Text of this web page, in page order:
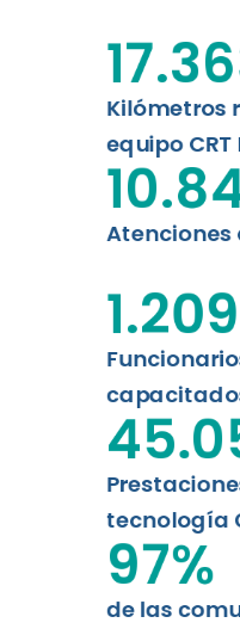
Leer
Kilómetros
equipo CRT
Atenciones
1.209
tecnología
de las
97%